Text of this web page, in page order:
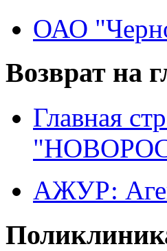
ОАО
Возврат на
Главная
АЖУР: